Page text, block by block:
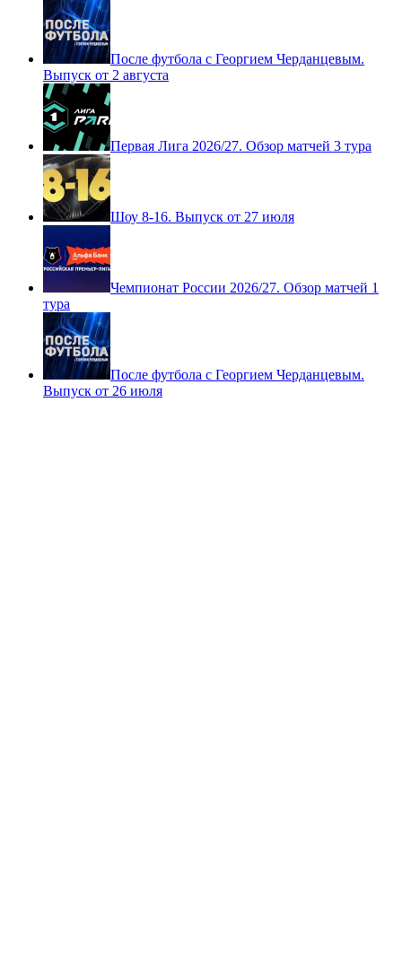
Чемпионат России 2026/27. Обзор матчей 2
тура
После футбола с Георгием Черданцевым.
Выпуск от 2 августа
Чемпионат России 2026/27. Обзор матчей 1
тура